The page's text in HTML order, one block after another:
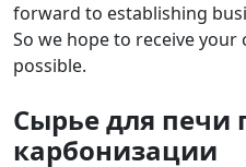
forward to establishing
So we hope to receive
possible.
Сырье для печи
карбонизации